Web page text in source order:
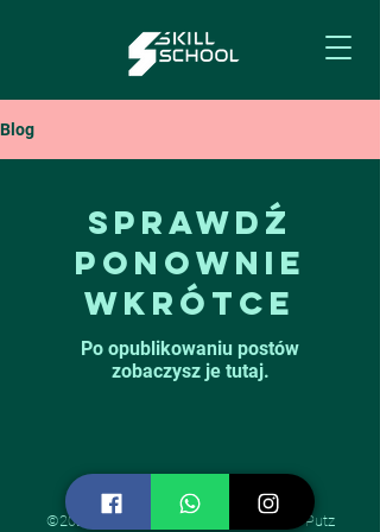
Blog
Sprawdź
ponownie
wkrótce
Po opublikowaniu postów
zobaczysz je tutaj.
©2026 by SkillSchool MTB and Michał Putz